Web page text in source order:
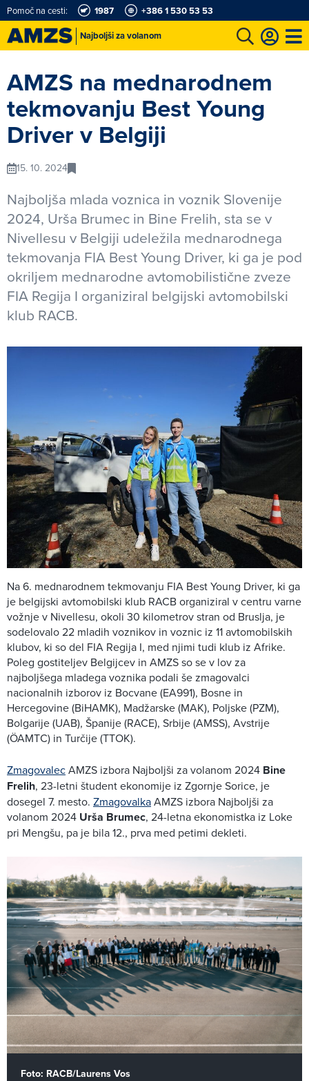
Najboljši za volanom
Pomoč na cesti: 1987 +386 1 530 53 53
AMZS na mednarodnem
tekmovanju Best Young
Driver v Belgiji
15. 10. 2024
Najboljša mlada voznica in voznik Slovenije
2024, Urša Brumec in Bine Frelih, sta se v
Nivellesu v Belgiji udeležila mednarodnega
tekmovanja FIA Best Young Driver, ki ga je pod
okriljem mednarodne avtomobilistične zveze
FIA Regija I organiziral belgijski avtomobilski
klub RACB.
Na 6. mednarodnem tekmovanju FIA Best Young Driver, ki ga
je belgijski avtomobilski klub RACB organiziral v centru varne
vožnje v Nivellesu, okoli 30 kilometrov stran od Bruslja, je
sodelovalo 22 mladih voznikov in voznic iz 11 avtomobilskih
klubov, ki so del FIA Regija I, med njimi tudi klub iz Afrike.
Poleg gostiteljev Belgijcev in AMZS so se v lov za
najboljšega mladega voznika podali še zmagovalci
nacionalnih izborov iz Bocvane (EA991), Bosne in
Hercegovine (BiHAMK), Madžarske (MAK), Poljske (PZM),
Bolgarije (UAB), Španije (RACE), Srbije (AMSS), Avstrije
(ÖAMTC) in Turčije (TTOK).
ZmagovalecAMZS izbora Najboljši za volanom 2024 Bine
Frelih, 23-letni študent ekonomije iz Zgornje Sorice, je
dosegel 7. mesto. ZmagovalkaAMZS izbora Najboljši za
volanom 2024 Urša Brumec, 24-letna ekonomistka iz Loke
pri Mengšu, pa je bila 12., prva med petimi dekleti.
Foto: RACB/Laurens Vos